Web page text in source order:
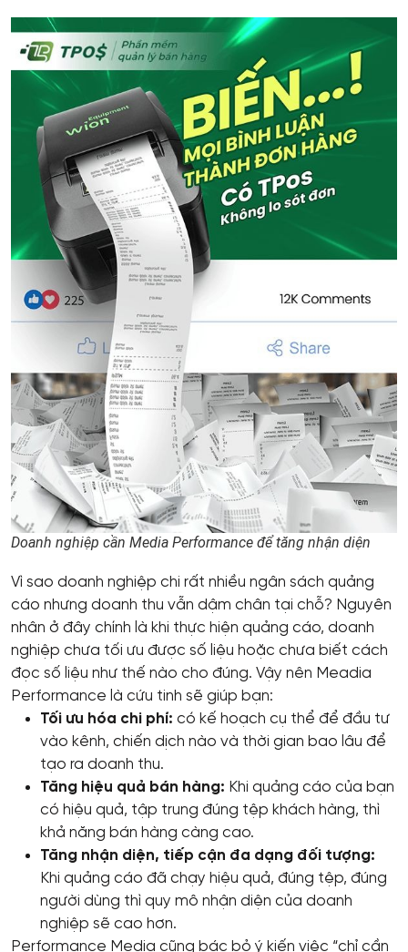
Doanh nghiệp cần Media Performance để tăng nhận diện
Vì sao doanh nghiệp chi rất nhiều ngân sách quảng
cáo nhưng doanh thu vẫn dậm chân tại chỗ? Nguyên
nhân ở đây chính là khi thực hiện quảng cáo, doanh
nghiệp chưa tối ưu được số liệu hoặc chưa biết cách
đọc số liệu như thế nào cho đúng. Vậy nên Meadia
Performance là cứu tinh sẽ giúp bạn:
Tối ưu hóa chi phí: có kế hoạch cụ thể để đầu tư
vào kênh, chiến dịch nào và thời gian bao lâu để
tạo ra doanh thu.
Tăng hiệu quả bán hàng: Khi quảng cáo của bạn
có hiệu quả, tập trung đúng tệp khách hàng, thì
khả năng bán hàng càng cao.
Tăng nhận diện, tiếp cận đa dạng đối tượng:
Khi quảng cáo đã chạy hiệu quả, đúng tệp, đúng
người dùng thì quy mô nhận diện của doanh
nghiệp sẽ cao hơn.
Performance Media cũng bác bỏ ý kiến việc “chỉ cần